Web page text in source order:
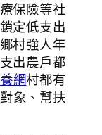
保險等社
定低支出
村強人年
出農戶都
網村都有
象、幫扶